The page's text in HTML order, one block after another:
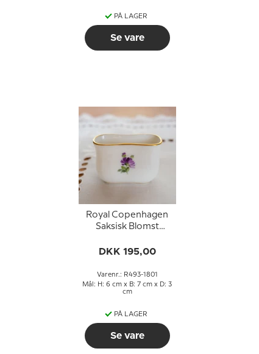
PÅ LAGER
Se vare
Royal Copenhagen
Saksisk Blomst
DKK 195,00
Varenr.: R493-1801
Mål: H: 6 cm x B: 7 cm x D: 3
cm
PÅ LAGER
Se vare